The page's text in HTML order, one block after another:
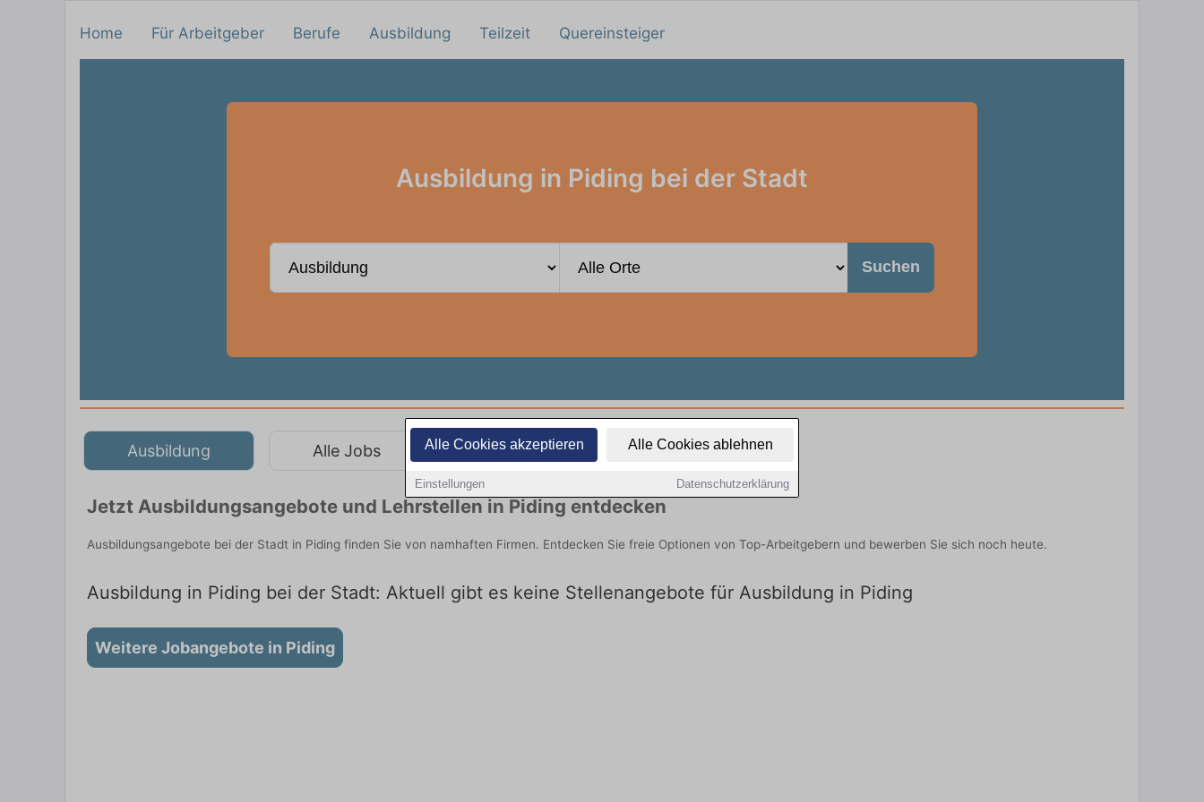
Alle Cookies akzeptieren Alle Cookies ablehnen
Einstellungen Datenschutzerklärung
Home Für Arbeitgeber Berufe Ausbildung Teilzeit Quereinsteiger
Ausbildung in Piding bei der Stadt
Suchen
Ausbildung Alle Jobs Teilzeit Quereinsteiger
Jetzt Ausbildungsangebote und Lehrstellen in Piding entdecken
Ausbildungsangebote bei der Stadt in Piding finden Sie von namhaften Firmen. Entdecken Sie freie Optionen von Top-Arbeitgebern und bewerben Sie sich noch heute.
Ausbildung in Piding bei der Stadt: Aktuell gibt es keine Stellenangebote für Ausbildung in Piding
Weitere Jobangebote in Piding